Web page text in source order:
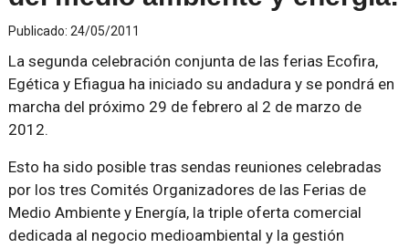
Publicado: 24/05/2011
La segunda celebración conjunta de las ferias Ecofira,
Egética y Efiagua ha iniciado su andadura y se pondrá en
marcha del próximo 29 de febrero al 2 de marzo de
2012.
Esto ha sido posible tras sendas reuniones celebradas
por los tres Comités Organizadores de las Ferias de
Medio Ambiente y Energía, la triple oferta comercial
dedicada al negocio medioambiental y la gestión